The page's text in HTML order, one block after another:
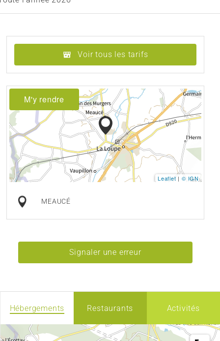
Voir tous les tarifs
M'y rendre
Leaflet| © IGN
MEAUCÉ
Signaler une erreur
Hébergements Restaurants Activités